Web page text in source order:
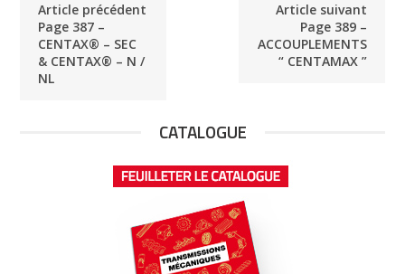
Article précédent
Page 387 –
CENTAX® – SEC
& CENTAX® – N /
NL
Article suivant
Page 389 –
ACCOUPLEMENTS
“ CENTAMAX ”
CATALOGUE